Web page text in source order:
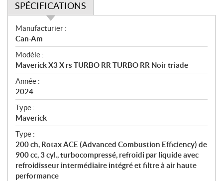
SPÉCIFICATIONS
S
p
é
c
i
f
i
c
a
t
i
o
n
s
Manufacturier :
Can-Am
Modèle :
Maverick X3 X rs TURBO RR TURBO RR Noir triade
Année :
2024
Type :
Maverick
Type :
200 ch, Rotax ACE (Advanced Combustion Efficiency) de
900 cc, 3 cyl., turbocompressé, refroidi par liquide avec
refroidisseur intermédiaire intégré et filtre à air haute
performance